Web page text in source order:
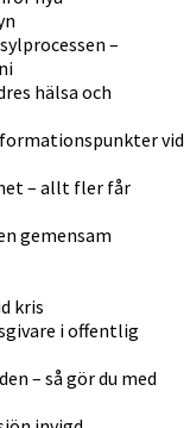
–
hälsa och
vid
– allt fler får
gemensam
kris
i offentlig
– så gör du med